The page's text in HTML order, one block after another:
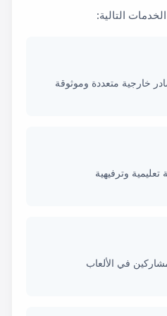
التالية:
خارجية متعددة وموثوقة
تعليمية وترفيهية
في الألعاب